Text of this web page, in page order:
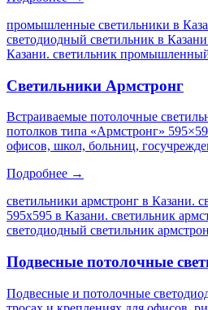
промышленные светильники в
светодиодный светильник в
Казани. светильник
Светильники Армстронг
Встраиваемые потолочные
потолков типа «Армстронг»
офисов, школ, больниц,
Подробнее →
светильники армстронг в Казани.
595х595 в Казани. светильник
светодиодный светильник
Подвесные потолочные
Подвесные и потолочные